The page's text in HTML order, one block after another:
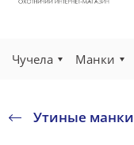
Чучела Манки
Утиные манки